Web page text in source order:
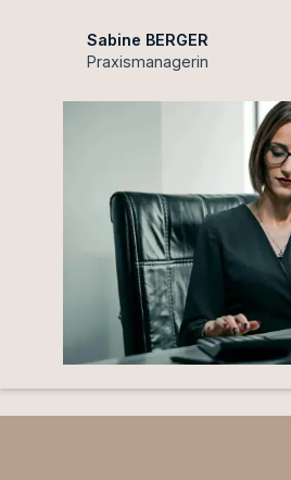
Sabine BERGER
Praxismanagerin